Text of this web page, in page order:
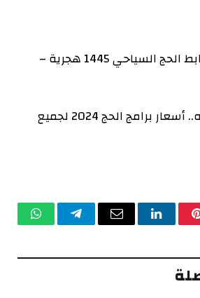
خاص| ننشر نص ضوابط الحج السياحي 1445 هجرية –
تصل لـ450 ألف جنيه.. أسعار برامج الحج 2024 لجميع
بينتيريستلينكدإنالبريد تيلقرام